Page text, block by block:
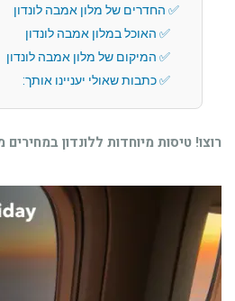
החדרים של מלון אמבה לונדון
האוכל במלון אמבה לונדון
המיקום של מלון אמבה לונדון
כתבות שאולי יעניינו אותך:
רוצו! טיסות מיוחדות ללונדון במחירים